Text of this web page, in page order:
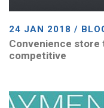
24 JAN 2018 /
Convenience
competitive